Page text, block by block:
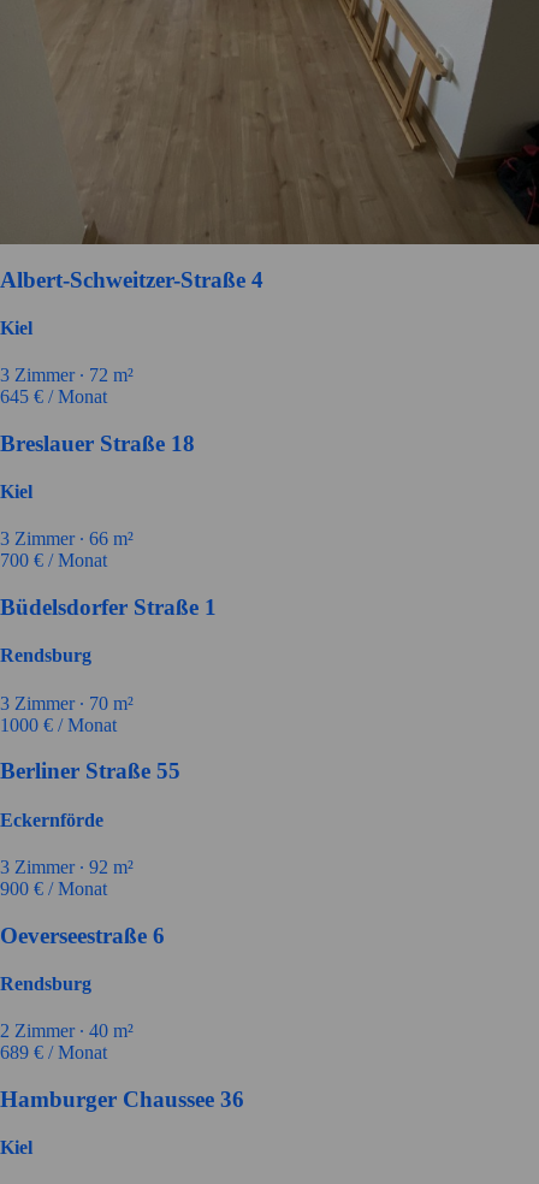
Albert-Schweitzer-Straße 4
Kiel
3 Zimmer ∙ 72 m²
645 € / Monat
Breslauer Straße 18
Kiel
3 Zimmer ∙ 66 m²
700 € / Monat
Büdelsdorfer Straße 1
Rendsburg
3 Zimmer ∙ 70 m²
1000 € / Monat
Berliner Straße 55
Eckernförde
3 Zimmer ∙ 92 m²
900 € / Monat
Oeverseestraße 6
Rendsburg
2 Zimmer ∙ 40 m²
689 € / Monat
Hamburger Chaussee 36
Kiel